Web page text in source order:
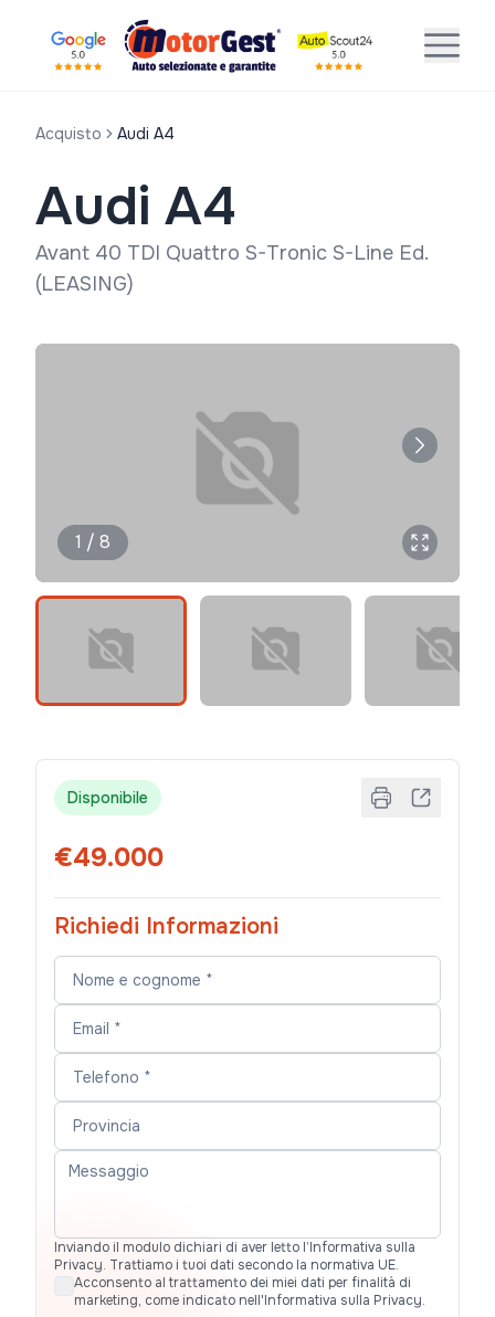
Acquisto Audi A4
Audi A4
Avant 40 TDI Quattro S-Tronic S-Line Ed.
(LEASING)
1 / 8
Disponibile
€49.000
Richiedi Informazioni
Inviando il modulo dichiari di aver letto l’Informativa sulla
Privacy. Trattiamo i tuoi dati secondo la normativa UE.
Acconsento al trattamento dei miei dati per finalità di
marketing, come indicato nell'Informativa sulla Privacy.